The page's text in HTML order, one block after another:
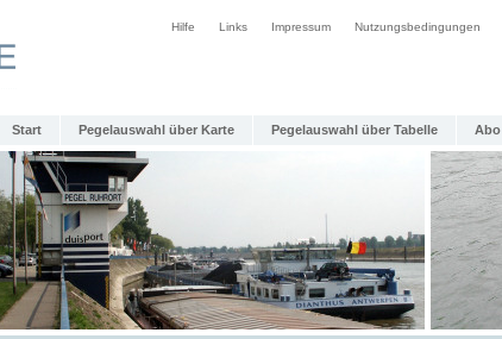
Hilfe Links Impressum Nutzungsbedingungen
Start Pegelauswahl über Karte Pegelauswahl über Tabelle Abo